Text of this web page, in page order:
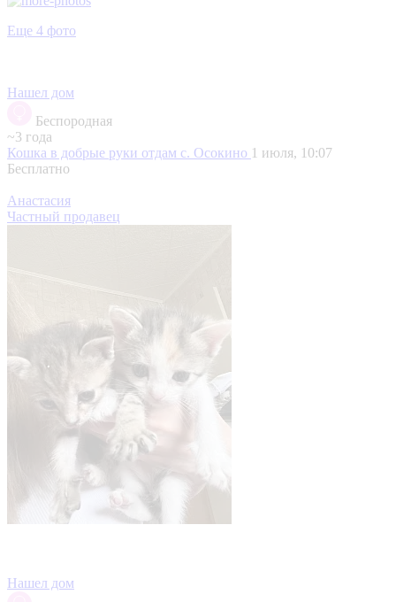
Еще 4 фото
Нашел дом
Беспородная
~3 года
Кошка в добрые руки отдам с. Осокино 1 июля, 10:07
Бесплатно
Анастасия
Частный продавец
Нашел дом